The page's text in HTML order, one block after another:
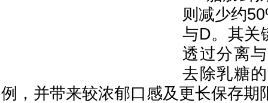
则减少约
与D。其关
透过分离
去除乳糖
例，并带来较浓郁口感及更长保存期